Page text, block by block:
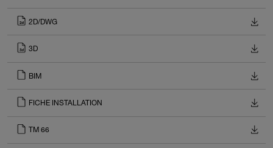
2D/DWG
3D
BIM
FICHE INSTALLATION
TM 66